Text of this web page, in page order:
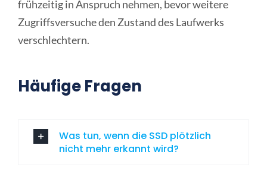
frühzeitig in Anspruch nehmen, bevor weitere
Zugriffsversuche den Zustand des Laufwerks
verschlechtern.
Häufige Fragen
Was tun, wenn die SSD plötzlich
nicht mehr erkannt wird?